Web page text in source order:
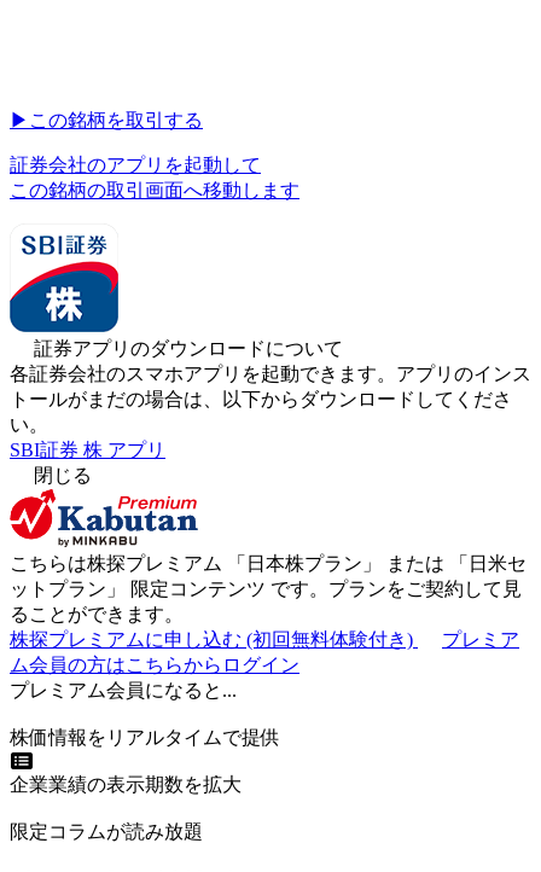
▶︎ この銘柄を取引する
証券会社のアプリを起動して
この銘柄の取引画面へ移動します
証券アプリのダウンロードについて
各証券会社のスマホアプリを起動できます。アプリのインス
トールがまだの場合は、以下からダウンロードしてくださ
い。
SBI証券 株 アプリ
閉じる
こちらは株探プレミアム 「 日本株プラン 」 または 「 日米セ
ットプラン 」 限定コンテンツ です。プランをご契約して見
ることができます。
株探プレミアムに申し込む (初回無料体験付き)
プレミア
ム会員の方はこちらからログイン
プレミアム会員になると...
株価情報をリアルタイムで提供
企業業績の表示期数を拡大
限定コラムが読み放題